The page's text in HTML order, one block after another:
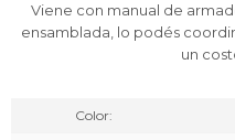
Viene con manual de
ensamblada, lo podés
un
Color